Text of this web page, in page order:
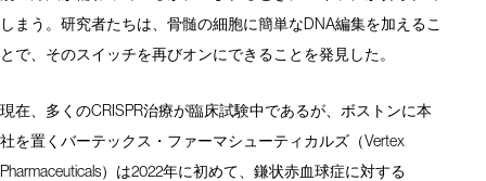
しまう。研究者たちは、骨髄の細胞に簡単なDNA編集を加えるこ
とで、そのスイッチを再びオンにできることを発見した。
現在、多くのCRISPR治療が臨床試験中であるが、ボストンに本
社を置くバーテックス・ファーマシューティカルズ（Vertex
Pharmaceuticals）は2022年に初めて、鎌状赤血球症に対する